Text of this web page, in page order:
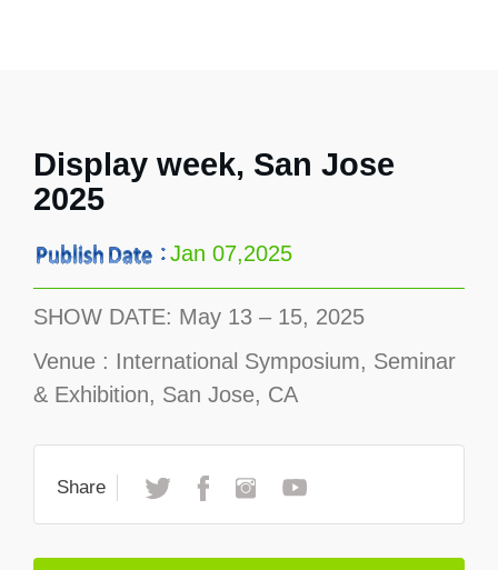
Display week, San Jose
2025
Jan 07,2025
SHOW DATE: May 13 – 15, 2025
Venue : International Symposium, Seminar
& Exhibition, San Jose, CA
Share